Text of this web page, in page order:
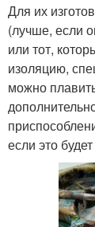
Для их
(лучше, если
или тот,
изоляцию,
можно
если это